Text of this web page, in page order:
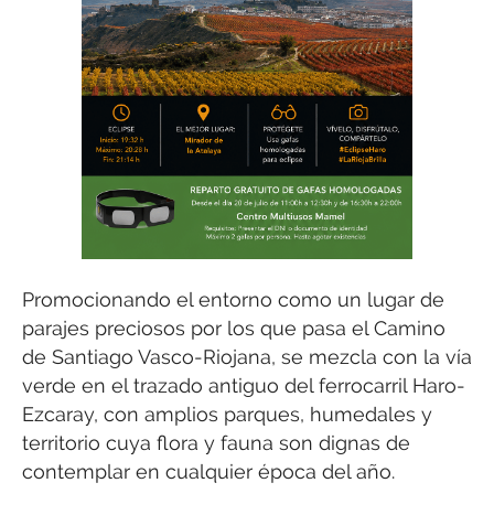
Promocionando el entorno como un lugar de
parajes preciosos por los que pasa el Camino
de Santiago Vasco-Riojana, se mezcla con la vía
verde en el trazado antiguo del ferrocarril Haro-
Ezcaray, con amplios parques, humedales y
territorio cuya flora y fauna son dignas de
contemplar en cualquier época del año.